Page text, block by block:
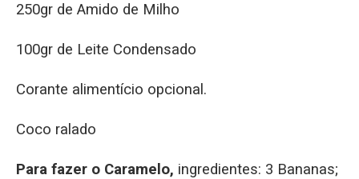
250gr de Amido de Milho
100gr de Leite Condensado
Corante alimentício opcional.
Coco ralado
Para fazer o Caramelo, ingredientes: 3 Bananas;